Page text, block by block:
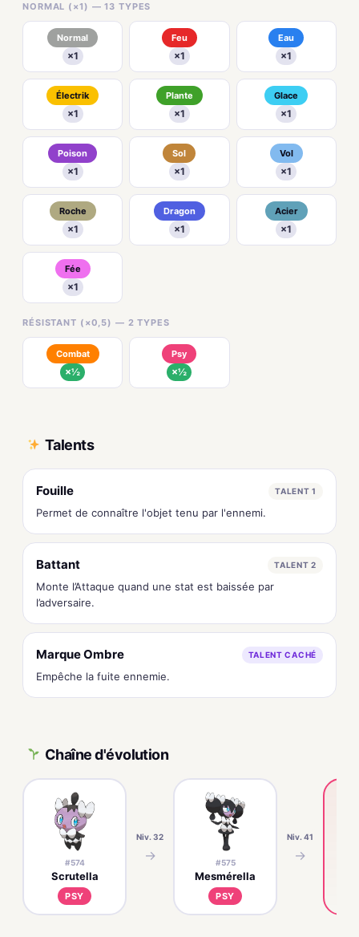
NORMAL (×1) — 13 TYPES
Normal
×1
Feu
×1
Eau
×1
Électrik
×1
Plante
×1
Glace
×1
Poison
×1
Sol
×1
Vol
×1
Roche
×1
Dragon
×1
Acier
×1
Fée
×1
RÉSISTANT (×0,5) — 2 TYPES
Combat
×½
Psy
×½
Talents
Fouille TALENT 1
Permet de connaître l'objet tenu par l'ennemi.
Battant TALENT 2
Monte l’Attaque quand une stat est baissée par
l’adversaire.
Marque Ombre TALENT CACHÉ
Empêche la fuite ennemie.
Chaîne d'évolution
#574
Scrutella
PSY
Niv. 32
→ #575
Mesmérella
PSY
Niv. 41
→